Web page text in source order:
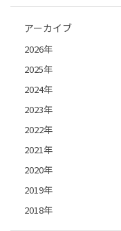
アーカイブ
2026年
2025年
2024年
2023年
2022年
2021年
2020年
2019年
2018年